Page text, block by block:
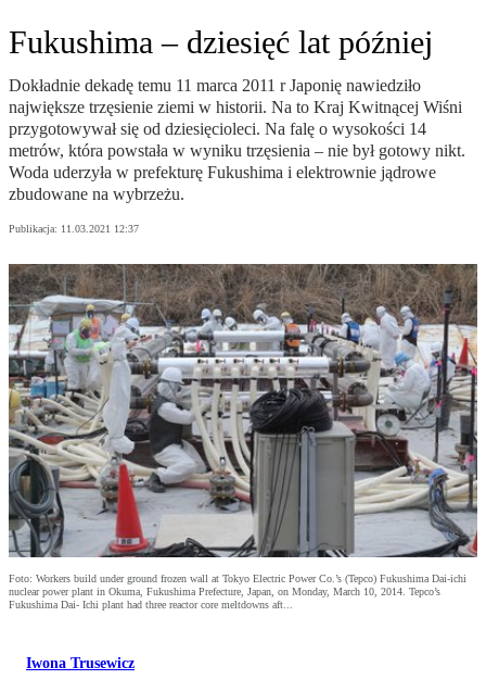
Fukushima – dziesięć lat później
Dokładnie dekadę temu 11 marca 2011 r Japonię nawiedziło
największe trzęsienie ziemi w historii. Na to Kraj Kwitnącej Wiśni
przygotowywał się od dziesięcioleci. Na falę o wysokości 14
metrów, która powstała w wyniku trzęsienia – nie był gotowy nikt.
Woda uderzyła w prefekturę Fukushima i elektrownie jądrowe
zbudowane na wybrzeżu.
Publikacja: 11.03.2021 12:37
Foto: Workers build under ground frozen wall at Tokyo Electric Power Co.’s (Tepco) Fukushima Dai-ichi
nuclear power plant in Okuma, Fukushima Prefecture, Japan, on Monday, March 10, 2014. Tepco’s
Fukushima Dai- Ichi plant had three reactor core meltdowns aft...
Iwona Trusewicz